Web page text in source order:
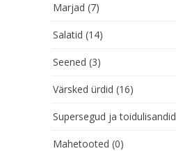
Marjad (7)
Salatid (14)
Seened (3)
Värsked ürdid (16)
Supersegud ja toidulisandid
Mahetooted (0)